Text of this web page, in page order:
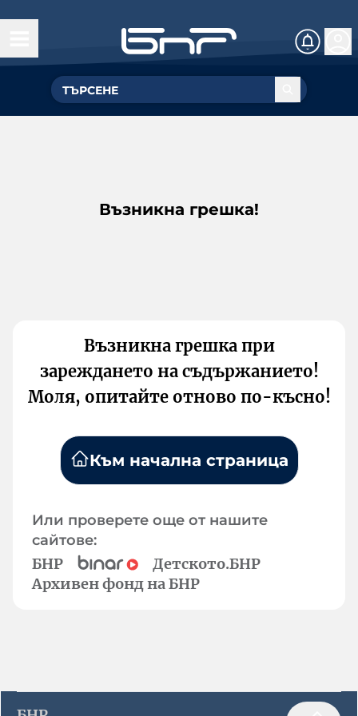
Възникна грешка!
Възникна грешка при
зареждането на съдържанието!
Моля, опитайте отново по-късно!
Към начална страница
Или проверете още от нашите
сайтове:
БНР
Детското.БНР
Архивен фонд на БНР